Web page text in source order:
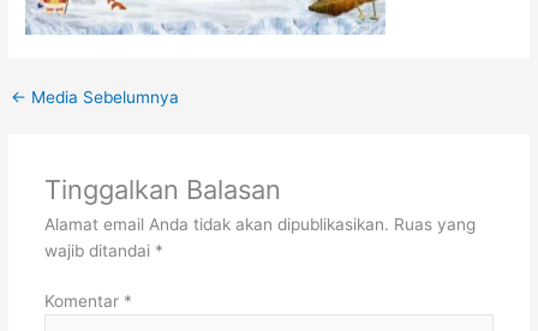
← Media Sebelumnya
Tinggalkan Balasan
Alamat email Anda tidak akan dipublikasikan. Ruas yang
wajib ditandai *
Komentar *